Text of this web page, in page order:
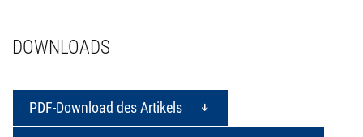
DOWNLOADS
PDF-Download des Artikels